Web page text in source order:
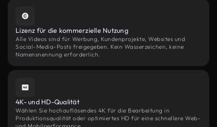
Lizenz für die kommerzielle Nutzung
Alle Videos sind für Werbung, Kundenprojekte, Websites und
Social-Media-Posts freigegeben. Kein Wasserzeichen, keine
Namensnennung erforderlich.
4K- und HD-Qualität
Wählen Sie hochauflösendes 4K für die Bearbeitung in
Produktionsqualität oder optimiertes HD für eine schnellere Web-